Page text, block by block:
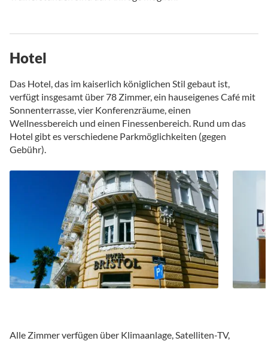
Hotel
Das Hotel, das im kaiserlich königlichen Stil gebaut ist,
verfügt insgesamt über 78 Zimmer, ein hauseigenes Café mit
Sonnenterrasse, vier Konferenzräume, einen
Wellnessbereich und einen Finessenbereich. Rund um das
Hotel gibt es verschiedene Parkmöglichkeiten (gegen
Gebühr).
Alle Zimmer verfügen über Klimaanlage, Satelliten-TV,